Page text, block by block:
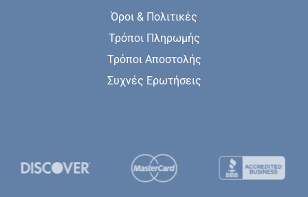
Όροι & Πολιτικές
Τρόποι Πληρωμής
Τρόποι Αποστολής
Συχνές Ερωτήσεις